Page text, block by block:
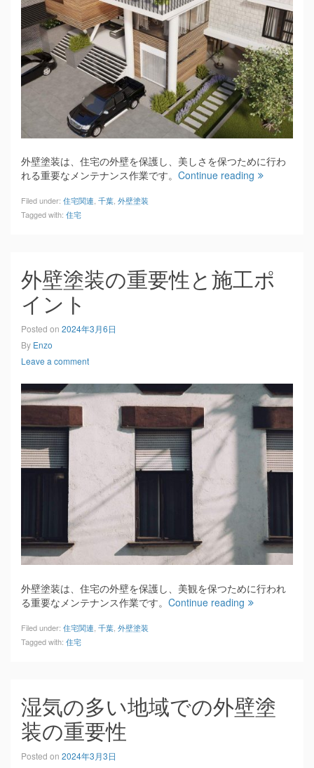
外壁塗装は、住宅の外壁を保護し、美しさを保つために行わ
れる重要なメンテナンス作業です。 Continue reading
Filed under: 住宅関連 千葉 外壁塗装
Tagged with: 住宅
外壁塗装の重要性と施工ポ
イント
Posted on 2024年3月6日
By Enzo
Leave a comment
外壁塗装は、住宅の外壁を保護し、美観を保つために行われ
る重要なメンテナンス作業です。 Continue reading
Filed under: 住宅関連 千葉 外壁塗装
Tagged with: 住宅
湿気の多い地域での外壁塗
装の重要性
Posted on 2024年3月3日